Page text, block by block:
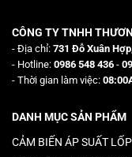
CÔNG TY TNHH
- Địa chỉ: 731 Đỗ Xuân
- Hotline: 0986 548 436 -
- Thời gian làm việc:
DANH MỤC SẢN PHẨM
CẢM BIẾN ÁP SUẤT LỐP